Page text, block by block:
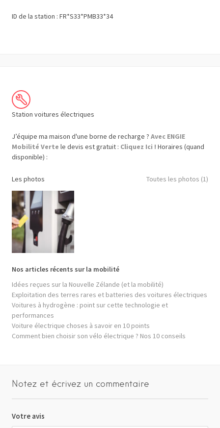
ID de la station : FR*S33*PMB33*34
Station voitures électriques
J’équipe ma maison d'une borne de recharge ? Avec ENGIE
Mobilité Verte le devis est gratuit : Cliquez Ici ! Horaires (quand
disponible) :
Les photos Toutes les photos (1)
Nos articles récents sur la mobilité
Idées reçues sur la Nouvelle Zélande (et la mobilité)
Exploitation des terres rares et batteries des voitures électriques
Voitures à hydrogène : point sur cette technologie et
performances
Voiture électrique choses à savoir en 10 points
Comment bien choisir son vélo électrique ? Nos 10 conseils
Notez et écrivez un commentaire
Votre avis